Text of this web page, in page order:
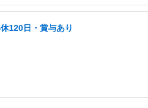
120日・賞与あり